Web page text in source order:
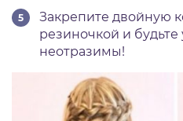
Закрепите двойную
резиночкой и
неотразимы!